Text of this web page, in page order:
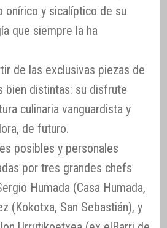
onírico y sicalíptico de su
que siempre la ha
de las exclusivas piezas de
bien distintas: su disfrute
culinaria vanguardista y
de futuro.
posibles y personales
por tres grandes chefs
Humada (Casa Humada,
(Kokotxa, San Sebastián), y